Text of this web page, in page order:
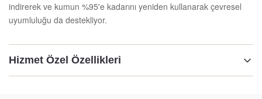
indirerek ve kumun %95'e kadarını yeniden kullanarak çevresel
uyumluluğu da destekliyor.
Hizmet Özel Özellikleri